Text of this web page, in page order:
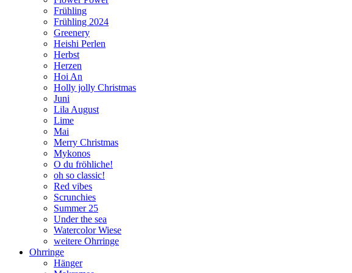
Frühling
Frühling 2024
Greenery
Heishi Perlen
Herbst
Herzen
Hoi An
Holly jolly Christmas
Juni
Lila August
Lime
Mai
Merry Christmas
Mykonos
O du fröhliche!
oh so classic!
Red vibes
Scrunchies
Summer 25
Under the sea
Watercolor Wiese
weitere Ohrringe
Ohrringe
Hänger